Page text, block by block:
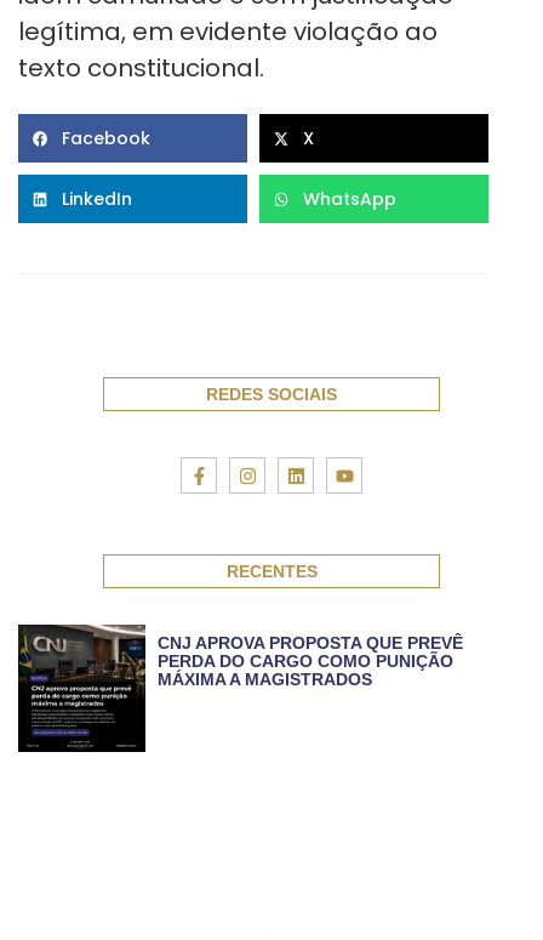
legítima, em evidente violação ao
texto constitucional.
Facebook X
LinkedIn WhatsApp
REDES SOCIAIS
RECENTES
CNJ APROVA PROPOSTA QUE PREVÊ
PERDA DO CARGO COMO PUNIÇÃO
MÁXIMA A MAGISTRADOS